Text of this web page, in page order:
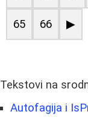
65 66 ▶
Tekstovi na
Autofagija i